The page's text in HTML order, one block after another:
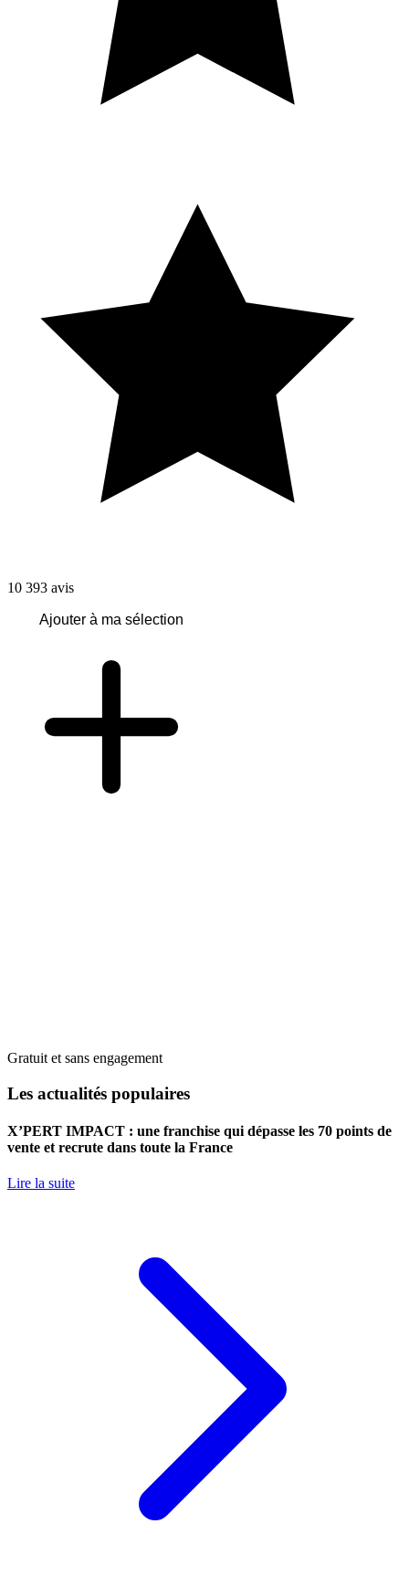
10 393 avis
Ajouter à ma sélection
Gratuit et sans engagement
Les actualités populaires
X’PERT IMPACT : une franchise qui dépasse les 70 points de
vente et recrute dans toute la France
Lire la suite